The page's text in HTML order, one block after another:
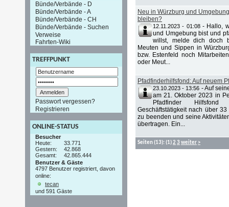
Bünde/Verbände - D
Bünde/Verbände - A
Bünde/Verbände - CH
Bünde/Verbände - Suchen
Verweise
Fahrten-Wiki
TREFFPUNKT
Passwort vergessen?
Registrieren
ONLINE-STATUS
Besucher
Heute:
33.771
Gestern:
42.868
Gesamt:
42.865.444
Benutzer & Gäste
4797 Benutzer registriert, davon
online:
tecan
und 591 Gäste
Neu in Würzburg und
bleiben?
12.11.2023 - 01:08- Hallo,
und Umgebung bist und
willst, melde dich doch
Meuten und Sippen in
bzw. Estenfeld noch
oder Meut...
Pfadfinderhilfsfond: Auf neuem
23.10.2023 - 13:56 -Auf
am 21. Oktober 2023 in
Pfadfinder
Geschäftstätigkeit nach über
zu beenden und seine
übertragen. Ein...
Seiten(13): (1)2 3 weiter >